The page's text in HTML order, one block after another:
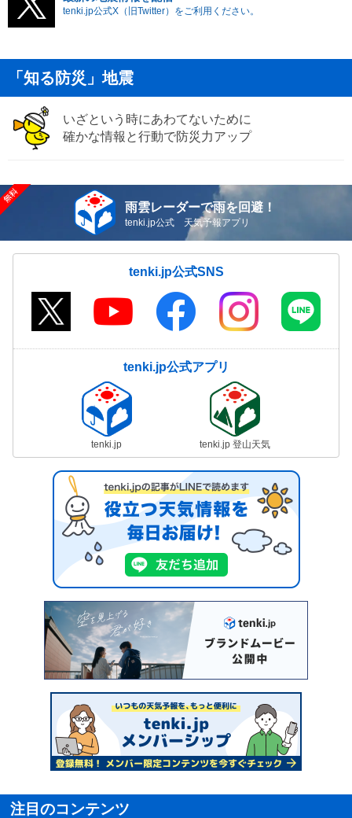
tenki.jp公式X（旧Twitter）をご利用ください。
「知る防災」地震
いざという時にあわてないために
確かな情報と行動で防災力アップ
雨雲レーダーで雨を回避！
tenki.jp公式 天気予報アプリ
tenki.jp公式SNS
tenki.jp公式アプリ
tenki.jp tenki.jp 登山天気
注目のコンテンツ